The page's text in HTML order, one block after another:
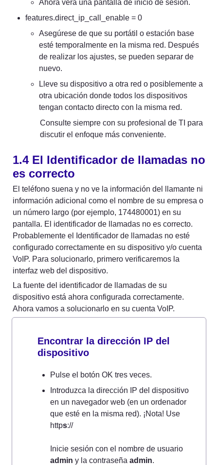
Ahora verá una pantalla de inicio de sesión.
features.direct_ip_call_enable = 0
Asegúrese de que su portátil o estación base
esté temporalmente en la misma red. Después
de realizar los ajustes, se pueden separar de
nuevo.
Lleve su dispositivo a otra red o posiblemente a
otra ubicación donde todos los dispositivos
tengan contacto directo con la misma red.
Consulte siempre con su profesional de TI para
discutir el enfoque más conveniente.
1.4 El Identificador de llamadas no
es correcto
El teléfono suena y no ve la información del llamante ni
información adicional como el nombre de su empresa o
un número largo (por ejemplo, 174480001) en su
pantalla. El identificador de llamadas no es correcto.
Probablemente el Identificador de llamadas no esté
configurado correctamente en su dispositivo y/o cuenta
VoIP. Para solucionarlo, primero verificaremos la
interfaz web del dispositivo.
La fuente del identificador de llamadas de su
dispositivo está ahora configurada correctamente.
Ahora vamos a solucionarlo en su cuenta VoIP.
Encontrar la dirección IP del
dispositivo
Pulse el botón OK tres veces.
Introduzca la dirección IP del dispositivo
en un navegador web (en un ordenador
que esté en la misma red). ¡Nota! Use
https://
admin y la contraseña admin